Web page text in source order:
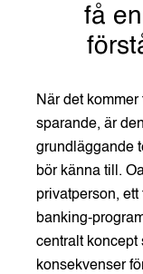
få
När det
sparande, är
grundläggande
bör känna till.
privatperson,
banking-
centralt koncept
konsekvenser